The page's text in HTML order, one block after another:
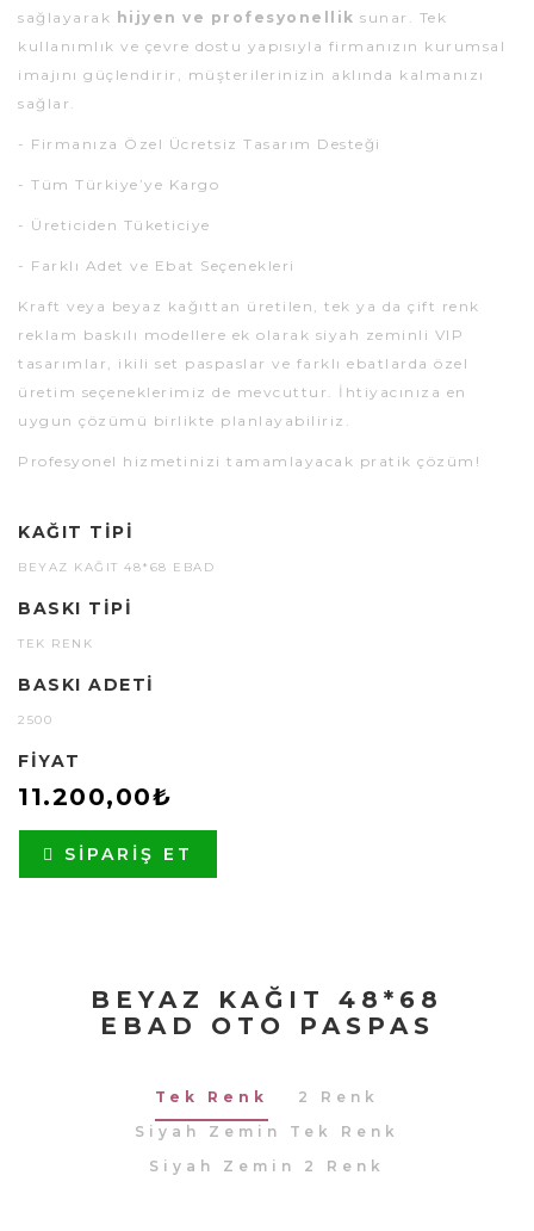
sağlayarak hijyen ve profesyonellik sunar. Tek
kullanımlık ve çevre dostu yapısıyla firmanızın kurumsal
imajını güçlendirir, müşterilerinizin aklında kalmanızı
sağlar.
- Firmanıza Özel Ücretsiz Tasarım Desteği
- Tüm Türkiye’ye Kargo
- Üreticiden Tüketiciye
- Farklı Adet ve Ebat Seçenekleri
Kraft veya beyaz kağıttan üretilen, tek ya da çift renk
reklam baskılı modellere ek olarak siyah zeminli VIP
tasarımlar, ikili set paspaslar ve farklı ebatlarda özel
üretim seçeneklerimiz de mevcuttur. İhtiyacınıza en
uygun çözümü birlikte planlayabiliriz.
Profesyonel hizmetinizi tamamlayacak pratik çözüm!
KAĞIT TIPI
BEYAZ KAĞIT 48*68 EBAD
BASKI TIPI
TEK RENK
BASKI ADETI
2500
FIYAT
11.200,00₺
SIPARIŞ ET
BEYAZ KAĞIT 48*68
EBAD OTO PASPAS
Tek Renk
2 Renk
Siyah Zemin Tek Renk
Siyah Zemin 2 Renk